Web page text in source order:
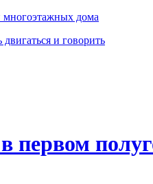
многоэтажных дома
и говорить
первом